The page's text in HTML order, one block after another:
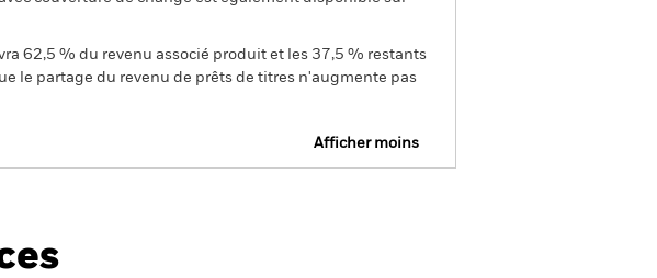
62,5 % du revenu associé produit et les 37,5 % restants
le partage du revenu de prêts de titres n'augmente pas
Afficher moins